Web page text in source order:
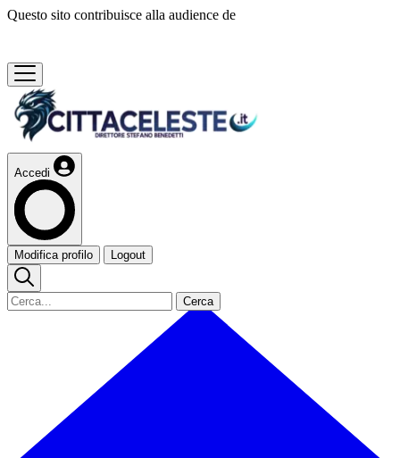
Questo sito contribuisce alla audience de
Accedi
Modifica profilo Logout
Cerca